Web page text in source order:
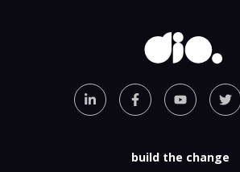
build the change